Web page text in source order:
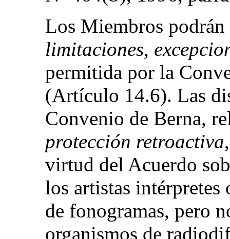
Los Miembros
limitaciones,
permitida por la
(Artículo 14.6). Las
Convenio de Berna,
protección retroactiva
virtud del Acuerdo
los artistas intérpretes
de fonogramas, pero
organismos de